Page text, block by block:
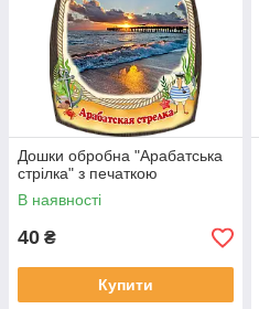
Дошки обробна "Арабатська
стрілка" з печаткою
В наявності
40 ₴
Купити